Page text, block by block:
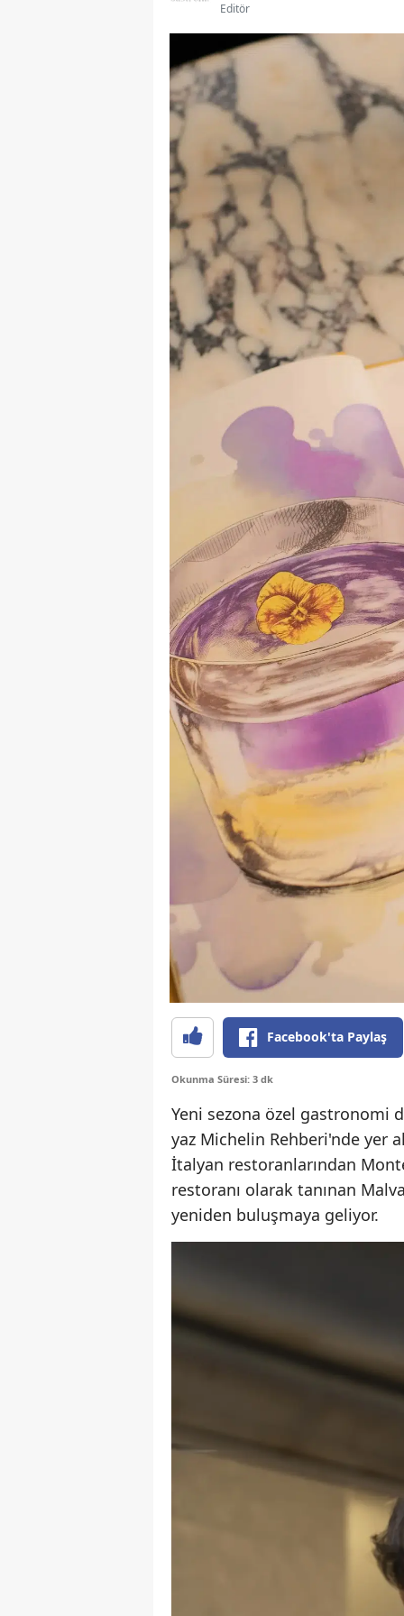
Editör
Facebook'ta Paylaş
Okunma Süresi: 3 dk
Yeni sezona özel gastronomi
yaz Michelin Rehberi'nde yer
İtalyan restoranlarından
restoranı olarak tanınan
yeniden buluşmaya geliyor.